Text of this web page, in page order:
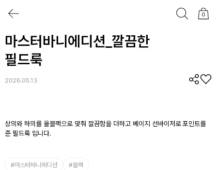
0
마스터바니에디션_깔끔한
필드룩
2026.05.13
상의와 하의를 올블랙으로 맞춰 깔끔함을 더하고 베이지 선바이저로 포인트를
준 필드룩 입니다.
#마스터바니에디션 #블랙